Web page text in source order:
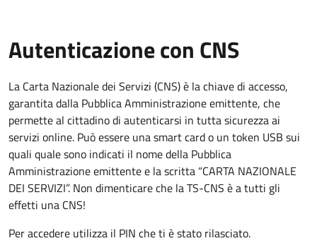
Autenticazione con CNS
La Carta Nazionale dei Servizi (CNS) è la chiave di accesso,
garantita dalla Pubblica Amministrazione emittente, che
permette al cittadino di autenticarsi in tutta sicurezza ai
servizi online. Può essere una smart card o un token USB sui
quali quale sono indicati il nome della Pubblica
Amministrazione emittente e la scritta “CARTA NAZIONALE
DEI SERVIZI”. Non dimenticare che la TS-CNS è a tutti gli
effetti una CNS!
Per accedere utilizza il PIN che ti è stato rilasciato.